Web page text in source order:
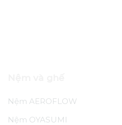
Nệm AEROFLOW
Nệm OYASUMI